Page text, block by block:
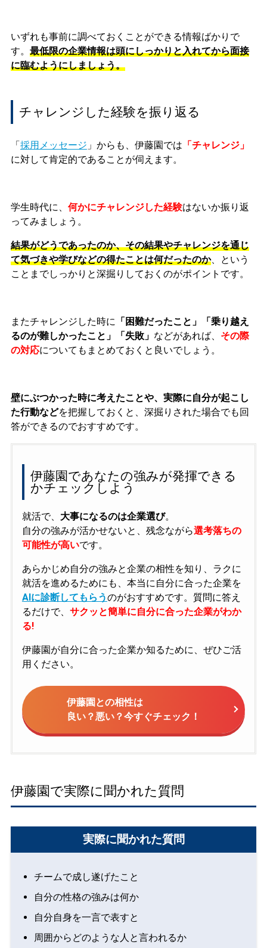
いずれも事前に調べておくことができる情報ばかりで
す。 最低限の企業情報は頭にしっかりと入れてから面接
に臨むようにしましょう。
チャレンジした経験を振り返る
「採用メッセージ 」からも、伊藤園では 「チャレンジ」
に対して肯定的であることが伺えます。
学生時代に、 何かにチャレンジした経験はないか振り返
ってみましょう。
結果がどうであったのか、その結果やチャレンジを通じ
て気づきや学びなどの得たことは何だったのか、という
ことまでしっかりと深掘りしておくのがポイントです。
またチャレンジした時に 「困難だったこと」「乗り越え
るのが難しかったこと」「失敗」 などがあれば、 その際
の対応についてもまとめておくと良いでしょう。
壁にぶつかった時に考えたことや、実際に自分が起こし
た行動などを把握しておくと、深掘りされた場合でも回
答ができるのでおすすめです。
伊藤園であなたの強みが発揮できる
かチェックしよう
就活で、 大事になるのは企業選び。
自分の強みが活かせないと、残念ながら選考落ちの
可能性が高いです。
あらかじめ自分の強みと企業の相性を知り、ラクに
就活を進めるためにも、本当に自分に合った企業を
AIに診断してもらうのがおすすめです。質問に答え
るだけで、 サクッと簡単に自分に合った企業がわか
る!
伊藤園が自分に合った企業か知るために、ぜひご活
用ください。
伊藤園との相性は
良い？悪い？今すぐチェック！
伊藤園で実際に聞かれた質問
実際に聞かれた質問
チームで成し遂げたこと
自分の性格の強みは何か
自分自身を一言で表すと
周囲からどのような人と言われるか